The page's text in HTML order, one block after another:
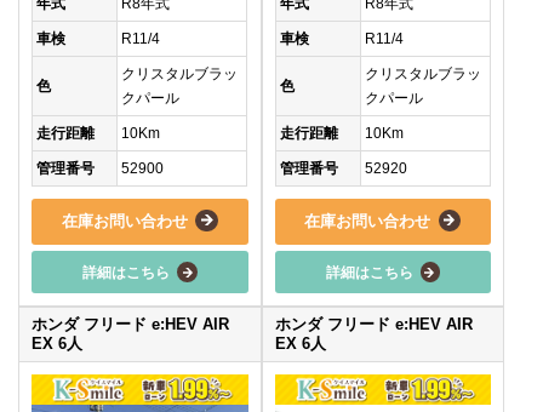
年式 R8年式
車検 R11/4
色
クリスタルブラッ
クパール
走行距離 10Km
管理番号 52900
在庫お問い合わせ
詳細はこちら
年式 R8年式
車検 R11/4
色
クリスタルブラッ
クパール
走行距離 10Km
管理番号 52920
在庫お問い合わせ
詳細はこちら
ホンダ フリード e:HEV AIR
EX 6人
ホンダ フリード e:HEV AIR
EX 6人